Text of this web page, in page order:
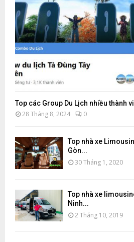
Top các Group Du Lịch nhiều thành
28 Tháng 8, 2024 0
Top nhà xe
Gòn...
30 Tháng 1, 2020
Top nhà xe
Ninh...
2 Tháng 10, 2019